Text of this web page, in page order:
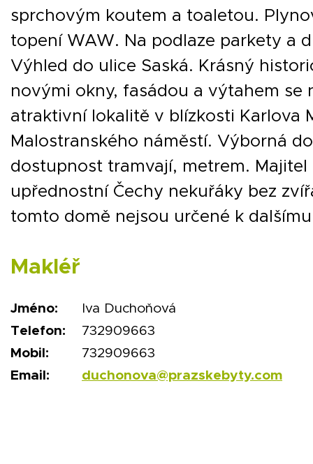
sprchovým koutem a toaletou.
topení WAW. Na podlaze parkety a
Výhled do ulice Saská. Krásný
novými okny, fasádou a výtahem se
atraktivní lokalitě v blízkosti Karlova
Malostranského náměstí. Výborná
dostupnost tramvají, metrem. Majitel
upřednostní Čechy nekuřáky bez
tomto domě nejsou určené k
Makléř
Jméno:
Iva Duchoňová
Telefon:
732909663
Mobil:
732909663
Email:
duchonova@prazskebyty.com